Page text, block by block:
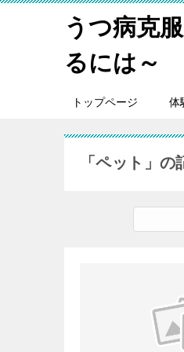
うつ病克
るには～
トップページ 体
「ペット」の